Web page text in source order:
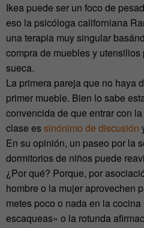
Ikea puede ser un foco de
eso la psicóloga californiana
una terapia muy singular
compra de muebles y
sueca.
La primera pareja que no haya
primer mueble. Bien lo sabe
convencida de que entrar con
clase essinónimo de discusión
En su opinión, un paseo por la
dormitorios de niños puede
¿Por qué? Porque, por
hombre o la mujer aprovechen
metes poco o nada en la
escaqueas» o la rotunda